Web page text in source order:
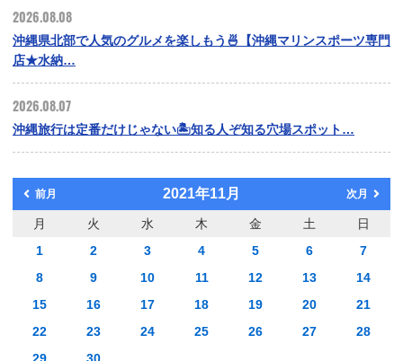
2026.08.08
沖縄県北部で人気のグルメを楽しもう🍜【沖縄マリンスポーツ専門
店★水納…
2026.08.07
沖縄旅行は定番だけじゃない🏝️知る人ぞ知る穴場スポット…
前月 2021年11月 次月
月 火 水 木 金 土
日
1
2 3 4 5 6
7
8
9 10 11 12 13
14
15
16 17 18 19 20
21
22
23 24 25 26 27
28
29
30